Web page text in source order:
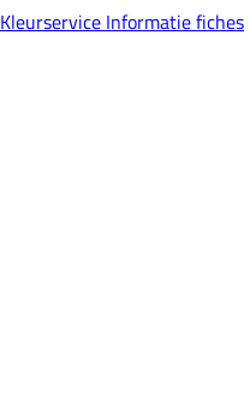
Kleurservice Informatie fiches